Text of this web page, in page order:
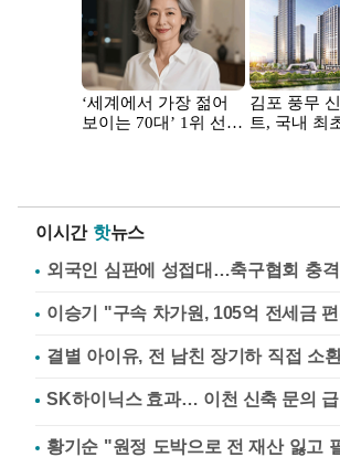
이시간 핫뉴스
외국인 심판에 성접대…축구협회 충
이승기 "구속 차가원, 105억 전세금
결별 아이유, 전 남친 장기하 직접 소
황기순 "원정 도박으로 전 재산 잃고